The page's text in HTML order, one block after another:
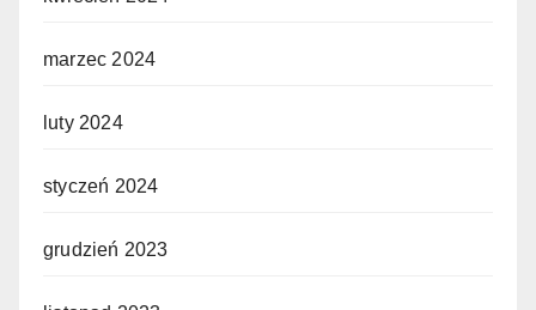
marzec 2024
luty 2024
styczeń 2024
grudzień 2023